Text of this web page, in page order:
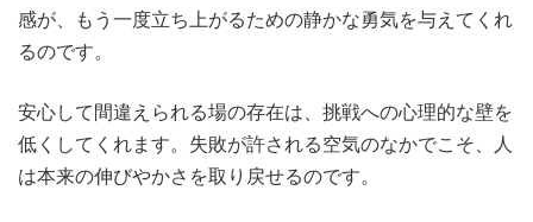
感が、もう一度立ち上がるための静かな勇気を与えてくれ
るのです。
安心して間違えられる場の存在は、挑戦への心理的な壁を
低くしてくれます。失敗が許される空気のなかでこそ、人
は本来の伸びやかさを取り戻せるのです。